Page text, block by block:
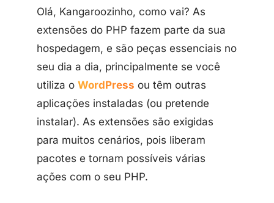
Olá, Kangaroozinho, como vai? As
extensões do PHP fazem parte da sua
hospedagem, e são peças essenciais no
seu dia a dia, principalmente se você
utiliza o WordPress ou têm outras
aplicações instaladas (ou pretende
instalar). As extensões são exigidas
para muitos cenários, pois liberam
pacotes e tornam possíveis várias
ações com o seu PHP.